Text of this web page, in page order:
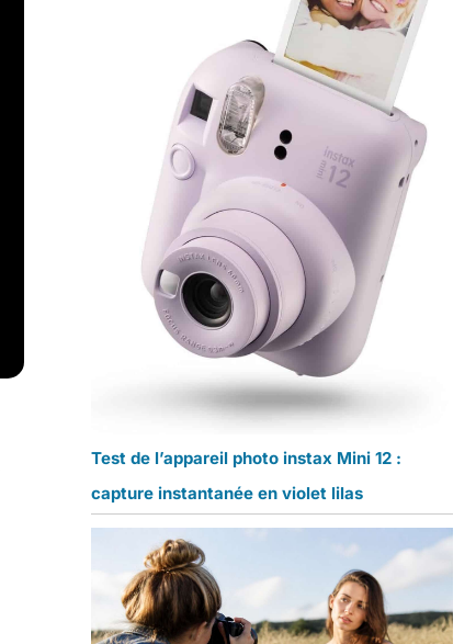
Test de l’appareil photo instax Mini 12 :
capture instantanée en violet lilas